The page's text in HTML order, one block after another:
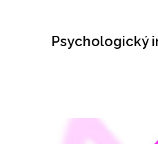
Psychologický